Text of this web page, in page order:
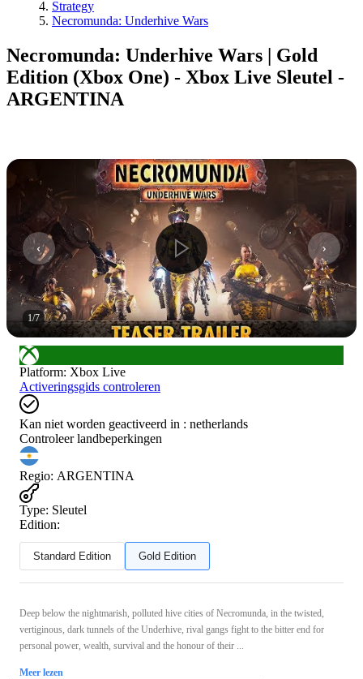
Strategy
Necromunda: Underhive Wars
Necromunda: Underhive Wars | Gold
Edition (Xbox One) - Xbox Live Sleutel -
ARGENTINA
1/7
Platform: Xbox Live
Activeringsgids controleren
Kan niet worden geactiveerd in : netherlands
Controleer landbeperkingen
Regio: ARGENTINA
Type: Sleutel
Edition:
Standard Edition Gold Edition
Deep below the nightmarish, polluted hive cities of Necromunda, in the twisted,
vertiginous, dark tunnels of the Underhive, rival gangs fight to the bitter end for
personal power, wealth, survival and the honour of their ...
Meer lezen